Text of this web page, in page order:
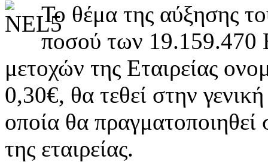
Το θέμα της αύξησης
ποσού των 19.159.470
μετοχών της Εταιρείας
0,30€, θα τεθεί στην
οποία θα
της εταιρείας.